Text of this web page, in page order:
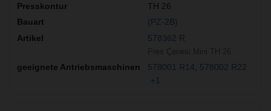
TH 26
(PZ-2B)
578362 R
578001 R14
578002 R22
+1